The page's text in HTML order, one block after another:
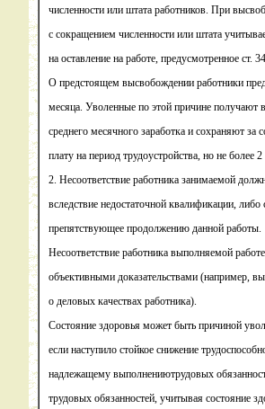
численности или штата работников. При
с сокращением численности или штата
на оставление на работе, предусмотренное ст.
О предстоящем высвобождении работники
месяца. Уволенные по этой причине получают
среднего месячного заработка и сохраняют
плату на период трудоустройства, но не более
2. Несоответствие работника занимаемой
вследствие недостаточной квалификации, либо
препятствующее продолжению данной работы.
Несоответствие работника выполняемой
объективными доказательствами (например,
о деловых качествах работника).
Состояние здоровья может быть причиной
если наступило стойкое снижение
надлежащему выполнениютрудовых
трудовых обязанностей, учитывая состояние